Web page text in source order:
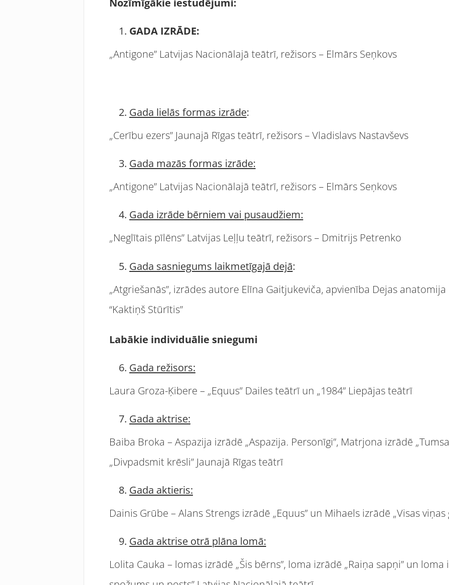
GADA IZRĀDE:
„Antigone” Latvijas Nacionālajā teātrī, režisors – Elmārs Seņkovs
Gada lielās formas izrāde:
„Cerību ezers” Jaunajā Rīgas teātrī, režisors – Vladislavs Nastavševs
Gada mazās formas izrāde:
„Antigone” Latvijas Nacionālajā teātrī, režisors – Elmārs Seņkovs
Gada izrāde bērniem vai pusaudžiem:
„Neglītais pīlēns” Latvijas Leļļu teātrī, režisors – Dmitrijs Petrenko
Gada sasniegums laikmetīgajā dejā:
„Atgriešanās”, izrādes autore Elīna Gaitjukeviča, apvienība Dejas
“Kaktiņš Stūrītis”
Labākie individuālie sniegumi
Gada režisors:
Laura Groza-Ķibere – „Equus” Dailes teātrī un „1984” Liepājas teātrī
Gada aktrise:
Baiba Broka – Aspazija izrādē „Aspazija. Personīgi”, Matrjona izrādē
„Divpadsmit krēsli” Jaunajā Rīgas teātrī
Gada aktieris:
Dainis Grūbe – Alans Strengs izrādē „Equus” un Mihaels izrādē „Visas
Gada aktrise otrā plāna lomā:
Lolita Cauka – lomas izrādē „Šis bērns”, loma izrādē „Raiņa sapņi” un loma